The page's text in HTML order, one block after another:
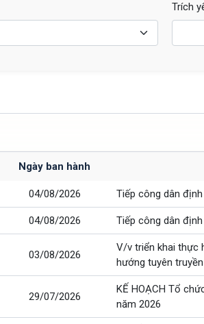
Trích
Ngày ban hành
04/08/2026 Tiếp công dân
04/08/2026 Tiếp công dân
03/08/2026
V/v triển khai thực
hướng tuyên
29/07/2026
KẾ HOẠCH Tổ
năm 2026